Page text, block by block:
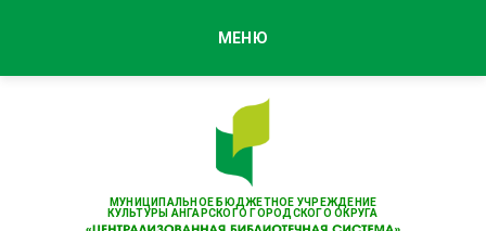
МУНИЦИПАЛЬНОЕ БЮДЖЕТНОЕ УЧРЕЖДЕНИЕ
КУЛЬТУРЫ АНГАРСКОГО ГОРОДСКОГО ОКРУГА
МЕНЮ